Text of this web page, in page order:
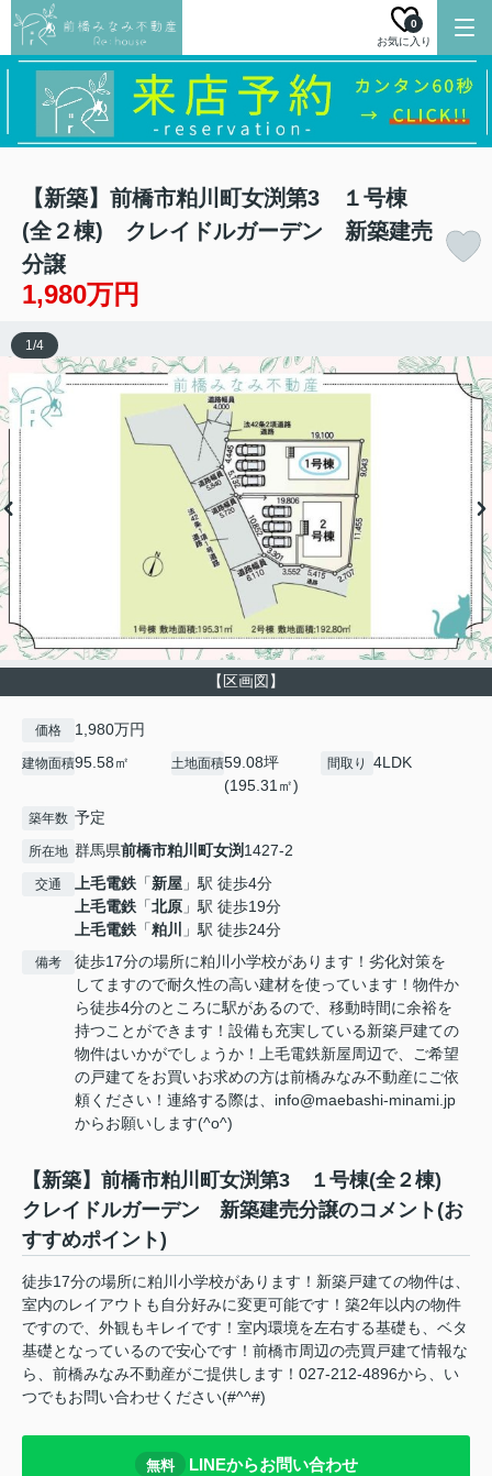
お気に入り
0
【新築】前橋市粕川町女渕第3 １号棟
(全２棟) クレイドルガーデン 新築建売
分譲
1,980万円
【区画図】
1/4
価格 1,980万円
建物面積95.58㎡ 土地面積59.08坪
(195.31㎡)
間取り 4LDK
築年数 予定
所在地 群馬県前橋市粕川町女渕1427-2
交通 上毛電鉄 「新屋 」駅 徒歩4分
上毛電鉄 「北原 」駅 徒歩19分
上毛電鉄 「粕川 」駅 徒歩24分
備考
徒歩17分の場所に粕川小学校があります！劣化対策を
してますので耐久性の高い建材を使っています！物件か
ら徒歩4分のところに駅があるので、移動時間に余裕を
持つことができます！設備も充実している新築戸建ての
物件はいかがでしょうか！上毛電鉄新屋周辺で、ご希望
の戸建てをお買いお求めの方は前橋みなみ不動産にご依
頼ください！連絡する際は、info@maebashi-minami.jp
からお願いします(^o^)
【新築】前橋市粕川町女渕第3 １号棟(全２棟)
クレイドルガーデン 新築建売分譲のコメント(お
すすめポイント)
徒歩17分の場所に粕川小学校があります！新築戸建ての物件は、
室内のレイアウトも自分好みに変更可能です！築2年以内の物件
ですので、外観もキレイです！室内環境を左右する基礎も、ベタ
基礎となっているので安心です！前橋市周辺の売買戸建て情報な
ら、前橋みなみ不動産がご提供します！027-212-4896から、い
つでもお問い合わせください(#^^#)
無料 LINEからお問い合わせ